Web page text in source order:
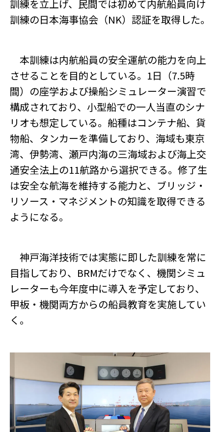
訓練を立上げ、民間では初めて内航船員向け
訓練の日本海事協会（NK）認証を取得した。
本訓練は内航船員の安全運航の能力を向上
させることを目的としている。1日（7.5時
間）の座学および操船シミュレーター演習で
構成されており、小型船での一人当直のシナ
リオも想定している。船種はコンテナ船、貨
物船、タンカーを準備しており、海域も東京
湾、伊勢湾、瀬戸内海の三海域および海上交
通安全法上の11航路から選択できる。修了生
は安全な航海を維持する能力と、ブリッジ・
リソース・マネジメントの知識を取得できる
ようになる。
神戸海洋技術では実態に即した訓練を常に
目指しており、BRMだけでなく、機関シミュ
レーターも今年度中に導入を予定しており、
甲板・機関両方からの船員教育を実施してい
く。